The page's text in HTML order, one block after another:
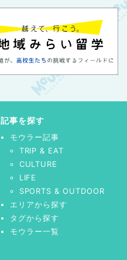
記事を探す
モウラー記事
TRIP & EAT
CULTURE
LIFE
SPORTS & OUTDOOR
エリアから探す
タグから探す
モウラー一覧